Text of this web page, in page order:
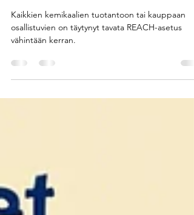
REACH-asetus: tärkeys,
ymmärtäminen ja vaikutus
liiketoimintaan
Kaikkien kemikaalien tuotantoon tai kauppaan
osallistuvien on täytynyt tavata REACH-asetus